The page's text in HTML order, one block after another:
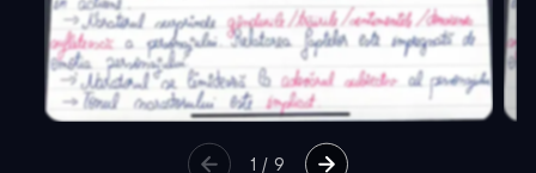
1 /9